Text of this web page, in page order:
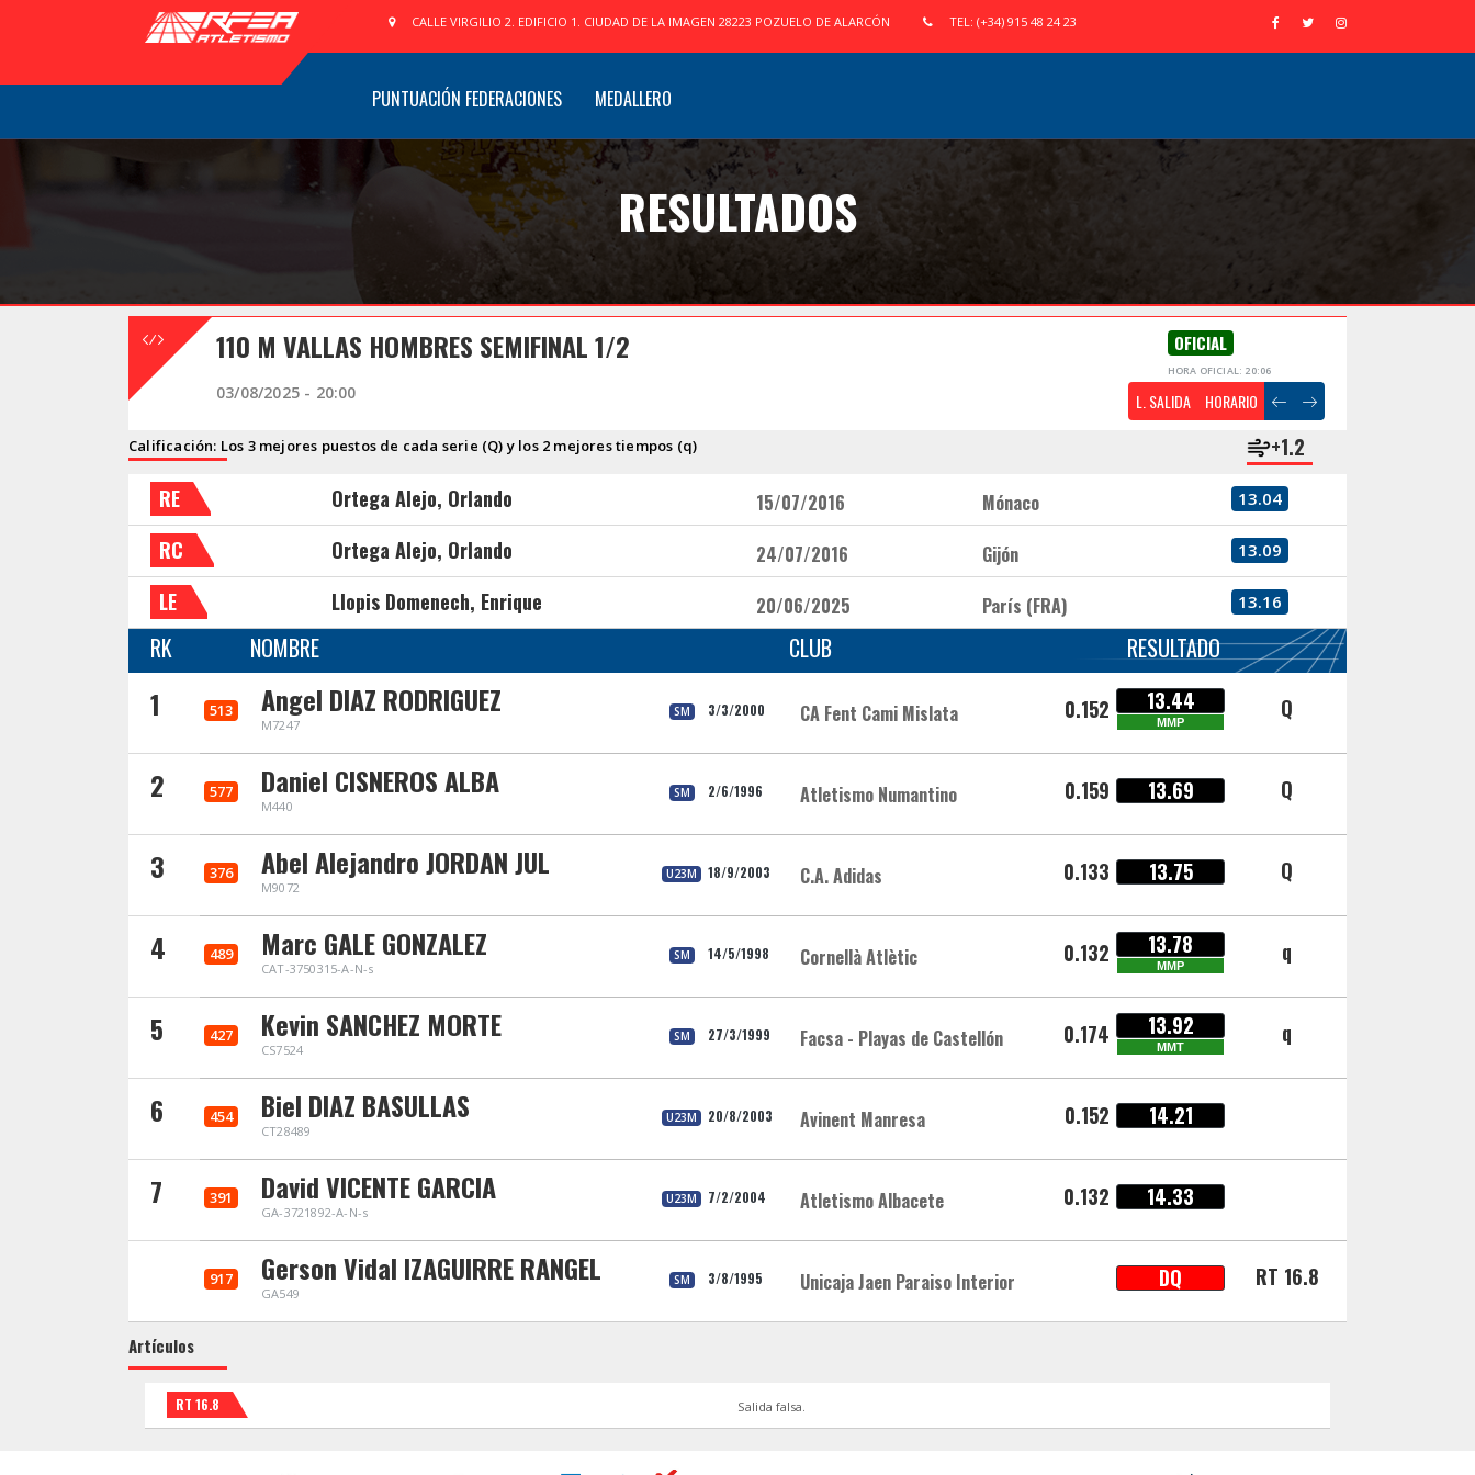
CALLE VIRGILIO 2. EDIFICIO 1. CIUDAD DE LA IMAGEN 28223 POZUELO DE ALARCÓN TEL: (+34) 915 48 24 23
PUNTUACIÓN FEDERACIONES MEDALLERO
RESULTADOS
110 M VALLAS HOMBRES SEMIFINAL 1/2 OFICIAL
HORA OFICIAL: 20:06
03/08/2025 - 20:00 L. SALIDA HORARIO
Calificación: Los 3 mejores puestos de cada serie (Q) y los 2 mejores tiempos (q)
+1.2
RE
Ortega Alejo, Orlando 15/07/2016 Mónaco 13.04
RC Ortega Alejo, Orlando 24/07/2016 Gijón 13.09
LE Llopis Domenech, Enrique 20/06/2025 París (FRA) 13.16
RK NOMBRE CLUB RESULTADO
1 513 Angel DIAZ RODRIGUEZ
M7247
SM 3/3/2000 CA Fent Cami Mislata 0.152 13.44
MMP Q
2 577 Daniel CISNEROS ALBA
M440
SM 2/6/1996 Atletismo Numantino 0.159 13.69 Q
3 376 Abel Alejandro JORDAN JUL
M9072
U23M 18/9/2003 C.A. Adidas 0.133 13.75 Q
4 489 Marc GALE GONZALEZ
CAT-3750315-A-N-s
SM 14/5/1998 Cornellà Atlètic 0.132 13.78
MMP q
5 427 Kevin SANCHEZ MORTE
CS7524
SM 27/3/1999 Facsa - Playas de Castellón 0.174 13.92
MMT q
6 454 Biel DIAZ BASULLAS
CT28489
U23M 20/8/2003 Avinent Manresa 0.152 14.21
7 391 David VICENTE GARCIA
GA-3721892-A-N-s
U23M 7/2/2004 Atletismo Albacete 0.132 14.33
917 Gerson Vidal IZAGUIRRE RANGEL
GA549
SM 3/8/1995 Unicaja Jaen Paraiso Interior DQ RT 16.8
Artículos
RT 16.8 Salida falsa.